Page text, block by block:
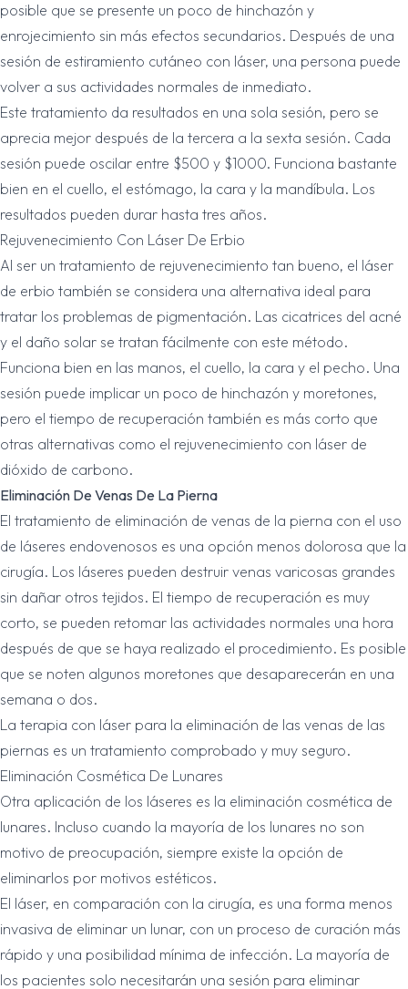
posible que se presente un poco de hinchazón y
enrojecimiento sin más efectos secundarios. Después de una
sesión de estiramiento cutáneo con láser, una persona puede
volver a sus actividades normales de inmediato.
Este tratamiento da resultados en una sola sesión, pero se
aprecia mejor después de la tercera a la sexta sesión. Cada
sesión puede oscilar entre $500 y $1000. Funciona bastante
bien en el cuello, el estómago, la cara y la mandíbula. Los
resultados pueden durar hasta tres años.
Rejuvenecimiento Con Láser De Erbio
Al ser un tratamiento de rejuvenecimiento tan bueno, el láser
de erbio también se considera una alternativa ideal para
tratar los problemas de pigmentación. Las cicatrices del acné
y el daño solar se tratan fácilmente con este método.
Funciona bien en las manos, el cuello, la cara y el pecho. Una
sesión puede implicar un poco de hinchazón y moretones,
pero el tiempo de recuperación también es más corto que
otras alternativas como el rejuvenecimiento con láser de
dióxido de carbono.
Eliminación De Venas De La Pierna
El tratamiento de eliminación de venas de la pierna con el uso
de láseres endovenosos es una opción menos dolorosa que la
cirugía. Los láseres pueden destruir venas varicosas grandes
sin dañar otros tejidos. El tiempo de recuperación es muy
corto, se pueden retomar las actividades normales una hora
después de que se haya realizado el procedimiento. Es posible
que se noten algunos moretones que desaparecerán en una
semana o dos.
La terapia con láser para la eliminación de las venas de las
piernas es un tratamiento comprobado y muy seguro.
Eliminación Cosmética De Lunares
Otra aplicación de los láseres es la eliminación cosmética de
lunares. Incluso cuando la mayoría de los lunares no son
motivo de preocupación, siempre existe la opción de
eliminarlos por motivos estéticos.
El láser, en comparación con la cirugía, es una forma menos
invasiva de eliminar un lunar, con un proceso de curación más
rápido y una posibilidad mínima de infección. La mayoría de
los pacientes solo necesitarán una sesión para eliminar